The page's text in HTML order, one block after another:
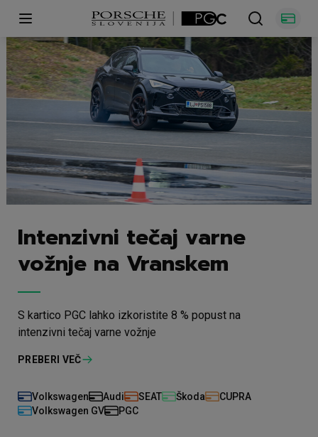
Open main menu
Intenzivni tečaj varne
vožnje na Vranskem
S kartico PGC lahko izkoristite 8 % popust na
intenzivni tečaj varne vožnje
PREBERI VEČ
Volkswagen Audi SEAT Škoda
CUPRA
Volkswagen GV
PGC